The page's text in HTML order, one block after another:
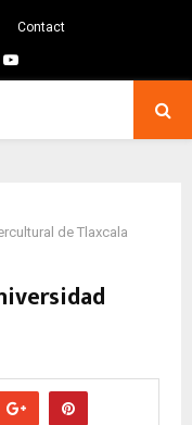
Contact
Youtube
de Tlaxcala